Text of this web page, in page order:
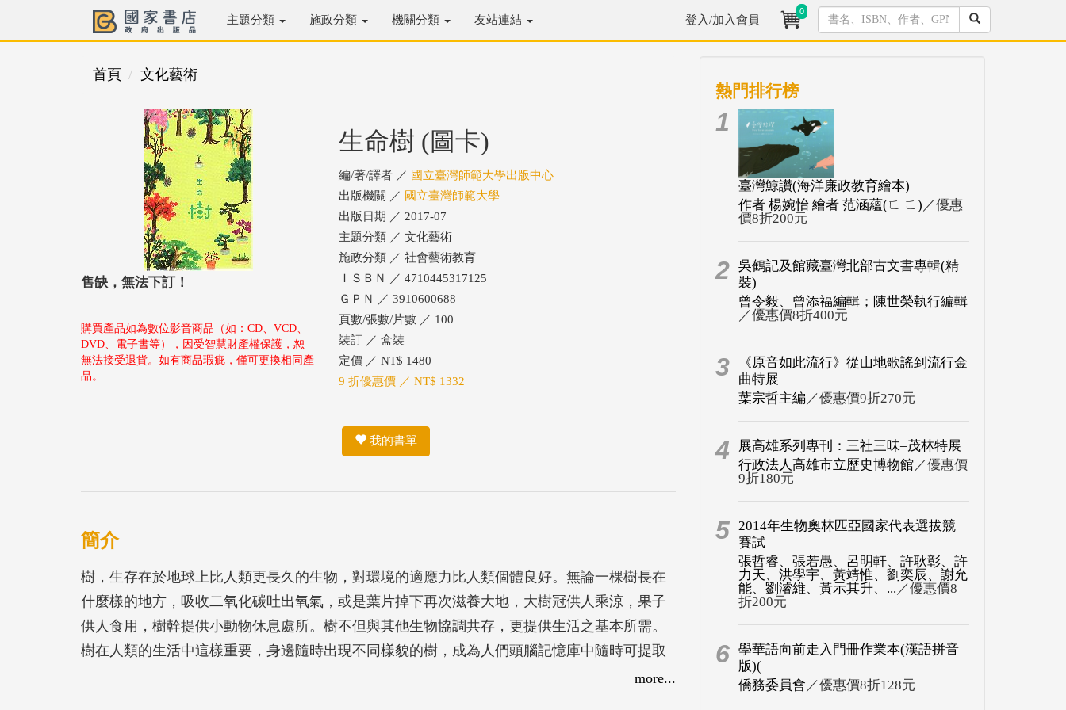
主題分類 施政分類 機關分類 友站連結 登入/加入會員
0
首頁 文化藝術
售缺，無法下訂！
購買產品如為數位影音商品（如：CD、VCD、
DVD、電子書等），因受智慧財產權保護，恕
無法接受退貨。如有商品瑕疵，僅可更換相同產
品。
生命樹 (圖卡)
編/著/譯者 ／ 國立臺灣師範大學出版中心
出版機關 ／ 國立臺灣師範大學
出版日期 ／ 2017-07
主題分類 ／ 文化藝術
施政分類 ／ 社會藝術教育
ＩＳＢＮ ／ 4710445317125
ＧＰＮ ／ 3910600688
頁數/張數/片數 ／ 100
裝訂 ／ 盒裝
定價 ／ NT$ 1480
9 折優惠價 ／ NT$ 1332
我的書單
簡介
樹，生存在於地球上比人類更長久的生物，對環境的適應力比人類個體良好。無論一棵樹長在
什麼樣的地方，吸收二氧化碳吐出氧氣，或是葉片掉下再次滋養大地，大樹冠供人乘涼，果子
供人食用，樹幹提供小動物休息處所。樹不但與其他生物協調共存，更提供生活之基本所需。
樹在人類的生活中這樣重要，身邊隨時出現不同樣貌的樹，成為人們頭腦記憶庫中隨時可提取
的影像。因此，當人們不經意創作時，隨時可從大腦提取不一樣的樹型圖像。由於樹型種類繁
more...
熱門排行榜
1
臺灣鯨讚(海洋廉政教育繪本)
作者 楊婉怡 繪者 范涵蘊(ㄈ ㄈ) ／優惠
價8折200元
2 吳鶴記及館藏臺灣北部古文書專輯(精
裝)
曾令毅、曾添福編輯；陳世榮執行編輯
／優惠價8折400元
3
《原音如此流行》從山地歌謠到流行金
曲特展
葉宗哲主編 ／優惠價9折270元
4
展高雄系列專刊：三社三味–茂林特展
行政法人高雄市立歷史博物館／優惠價
9折180元
5 2014年生物奧林匹亞國家代表選拔競
賽試
張哲睿、張若愚、呂明軒、許耿彰、許
力天、洪學宇、黃靖惟、劉奕辰、謝允
能、劉濬維、黃示其升、... ／優惠價8
折200元
6 學華語向前走入門冊作業本(漢語拼音
版)(
僑務委員會 ／優惠價8折128元